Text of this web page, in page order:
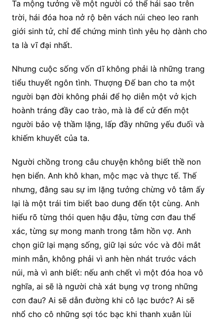
Ta mộng tưởng về một người có thể hái sao trên
trời, hái đóa hoa nở rộ bên vách núi cheo leo ranh
giới sinh tử, chỉ để chứng minh tình yêu họ dành cho
ta là vĩ đại nhất.
Nhưng cuộc sống vốn dĩ không phải là những trang
tiểu thuyết ngôn tình. Thượng Đế ban cho ta một
người bạn đời không phải để họ diễn một vở kịch
hoành tráng đầy cao trào, mà là để cử đến một
người bảo vệ thầm lặng, lấp đầy những yếu đuối và
khiếm khuyết của ta.
Người chồng trong câu chuyện không biết thề non
hẹn biển. Anh khô khan, mộc mạc và thực tế. Thế
nhưng, đằng sau sự im lặng tưởng chừng vô tâm ấy
lại là một trái tim biết bao dung đến tột cùng. Anh
hiểu rõ từng thói quen hậu đậu, từng cơn đau thể
xác, từng sự mong manh trong tâm hồn vợ. Anh
chọn giữ lại mạng sống, giữ lại sức vóc và đôi mắt
minh mẫn, không phải vì anh hèn nhát trước vách
núi, mà vì anh biết: nếu anh chết vì một đóa hoa vô
nghĩa, ai sẽ là người chà xát bụng vợ trong những
cơn đau? Ai sẽ dẫn đường khi cô lạc bước? Ai sẽ
nhổ cho cô những sợi tóc bạc khi thanh xuân lùi